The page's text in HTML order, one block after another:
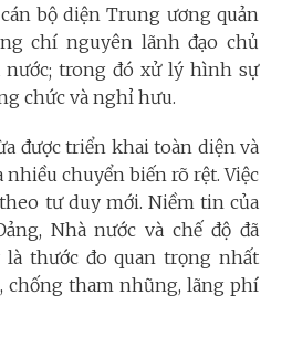
bộ diện Trung ương quản
chí nguyên lãnh đạo chủ
nước; trong đó xử lý hình sự
chức và nghỉ hưu.
được triển khai toàn diện và
nhiều chuyển biến rõ rệt. Việc
tư duy mới. Niềm tin của
Nhà nước và chế độ đã
là thước đo quan trọng nhất
chống tham nhũng, lãng phí